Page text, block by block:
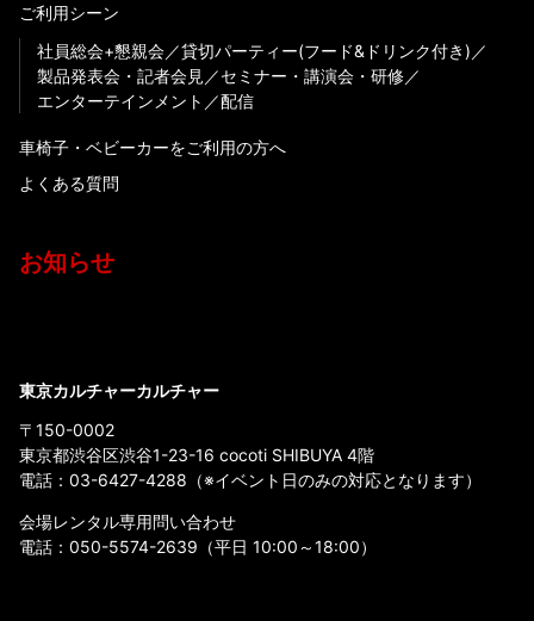
ご利用シーン
社員総会+懇親会
貸切パーティー(フード&ドリンク付き)
製品発表会・記者会見
セミナー・講演会・研修
エンターテインメント
配信
車椅子・ベビーカーをご利用の方へ
よくある質問
お知らせ
東京カルチャーカルチャー
〒150-0002
東京都渋谷区渋谷1-23-16 cocoti SHIBUYA 4階
電話： 03-6427-4288 （※イベント日のみの対応となります）
会場レンタル専用問い合わせ
電話： 050-5574-2639 （平日 10:00～18:00）